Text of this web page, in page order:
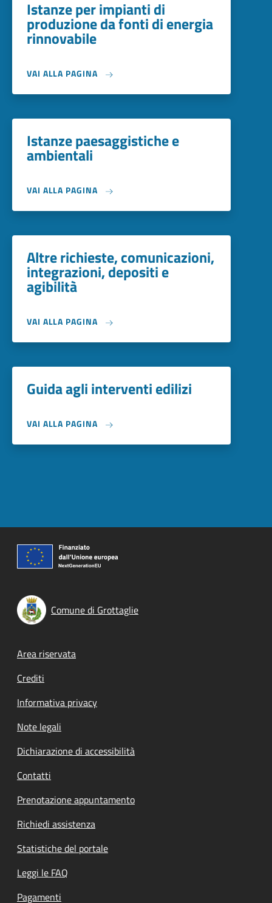
Istanze per impianti di
produzione da fonti di energia
rinnovabile
VAI ALLA PAGINA
Istanze paesaggistiche e
ambientali
VAI ALLA PAGINA
Altre richieste, comunicazioni,
integrazioni, depositi e
agibilità
VAI ALLA PAGINA
Guida agli interventi edilizi
VAI ALLA PAGINA
Comune di Grottaglie
Footer menu
Area riservata
Crediti
Informativa privacy
Note legali
Dichiarazione di accessibilità
Contatti
Prenotazione appuntamento
Richiedi assistenza
Statistiche del portale
Leggi le FAQ
Pagamenti